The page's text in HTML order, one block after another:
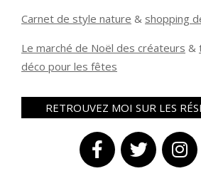
Carnet de style nature & shopping
Le marché de Noël des créateurs &
déco pour les fêtes
RETROUVEZ MOI SUR LES